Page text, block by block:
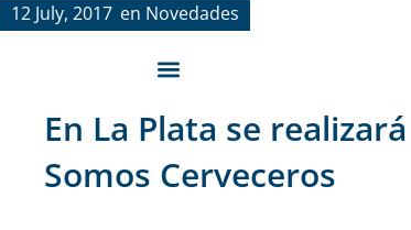
12 July, 2017 en Novedades
En La Plata se
Somos Cerveceros